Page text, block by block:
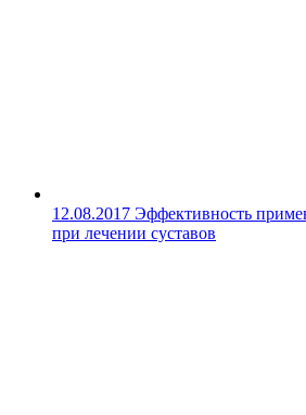
12.08.2017 Эффективность
при лечении суставов